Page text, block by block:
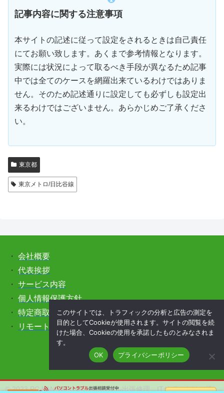
記事内容に関する注意事項
本サイトの記述に従って設定をされるときは自己責任
にてお願い致します。あくまで参考情報となります。
実際には状況によって取るべき手段が異なるため記事
中では全てのケースを網羅出来ているわけではありま
せん。そのため記述通りに設定しても必ずしも設定出
来るわけではございません。あらかじめご了承くださ
い。
東京都
東京メトロ/日比谷線
・ 会社概要
・ 代表挨拶
・ サービス内容
・ 個人情報保護方針
・ 特定商取引法に基づく表記
・
リモートサポートをご希望の方はこちら
© 2023 PC,LAN,WiFi,NASのトラブル出張修理、ITサポートは（株）
このサイトでは、トラフィックの分析と広告の測定を
目的としてCookieが使用されます。サイトの閲覧を続
けた場合、Cookieの使用を承諾したものとみなされま
す。
OK
プライバシーポリシー